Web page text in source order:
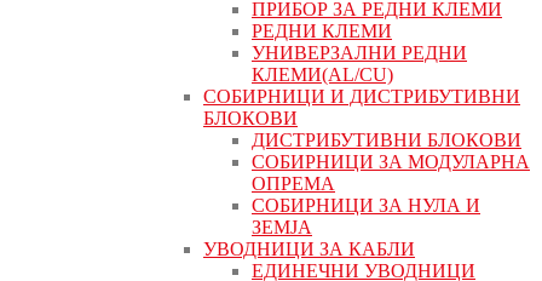
ПРИБОР ЗА РЕДНИ КЛЕМИ
РЕДНИ КЛЕМИ
УНИВЕРЗАЛНИ РЕДНИ
КЛЕМИ(AL/CU)
СОБИРНИЦИ И ДИСТРИБУТИВНИ
БЛОКОВИ
ДИСТРИБУТИВНИ БЛОКОВИ
СОБИРНИЦИ ЗА МОДУЛАРНА
ОПРЕМА
СОБИРНИЦИ ЗА НУЛА И
ЗЕМЈА
УВОДНИЦИ ЗА КАБЛИ
ЕДИНЕЧНИ УВОДНИЦИ